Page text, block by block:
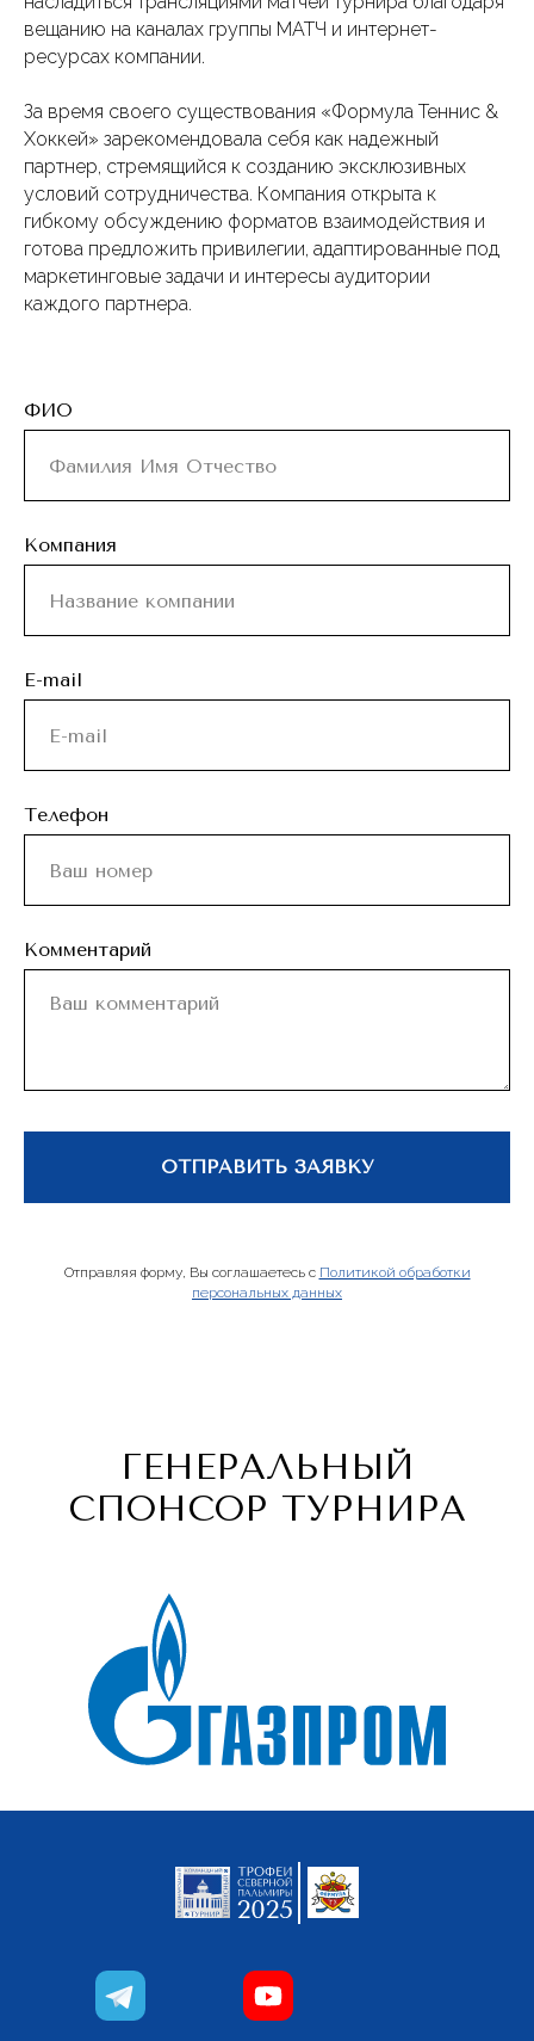
вещанию на каналах группы МАТЧ и интернет-
ресурсах компании.
За время своего существования «Формула Теннис &
Хоккей» зарекомендовала себя как надежный
партнер, стремящийся к созданию эксклюзивных
условий сотрудничества. Компания открыта к
гибкому обсуждению форматов взаимодействия и
готова предложить привилегии, адаптированные под
маркетинговые задачи и интересы аудитории
каждого партнера.
ФИО
Компания
E-mail
Телефон
Комментарий
ОТПРАВИТЬ ЗАЯВКУ
Отправляя форму, Вы соглашаетесь с Политикой обработки
персональных данных
ГЕНЕРАЛЬНЫЙ
СПОНСОР ТУРНИРА